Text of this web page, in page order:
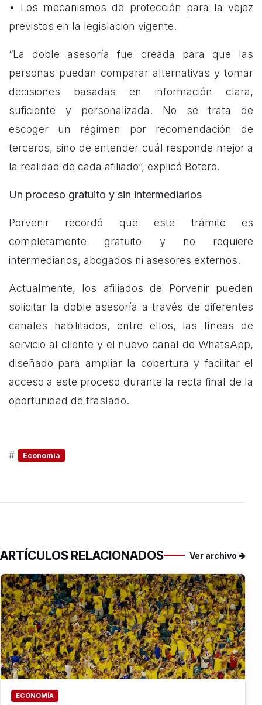
• Los mecanismos de protección para la vejez
previstos en la legislación vigente.
“La doble asesoría fue creada para que las
personas puedan comparar alternativas y tomar
decisiones basadas en información clara,
suficiente y personalizada. No se trata de
escoger un régimen por recomendación de
terceros, sino de entender cuál responde mejor a
la realidad de cada afiliado”, explicó Botero.
Un proceso gratuito y sin intermediarios
Porvenir recordó que este trámite es
completamente gratuito y no requiere
intermediarios, abogados ni asesores externos.
Actualmente, los afiliados de Porvenir pueden
solicitar la doble asesoría a través de diferentes
canales habilitados, entre ellos, las líneas de
servicio al cliente y el nuevo canal de WhatsApp,
diseñado para ampliar la cobertura y facilitar el
acceso a este proceso durante la recta final de la
oportunidad de traslado.
# Economía
ARTÍCULOS RELACIONADOS Ver archivo
ECONOMÍA